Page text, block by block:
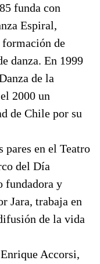
funda con
Espiral,
formación de
danza. En 1999
de la
2000 un
de Chile por su
pares en el Teatro
del Día
fundadora y
Jara, trabaja en
de la vida
Accorsi,